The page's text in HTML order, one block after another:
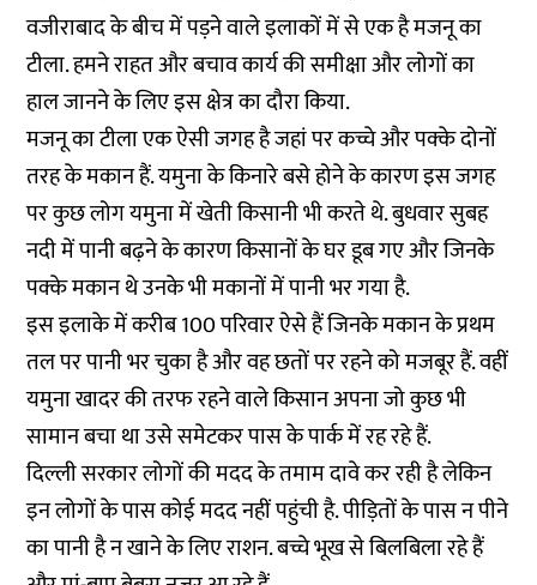
वजीराबाद के बीच में पड़ने वाले इलाकों में से एक है मजनू का
टीला. हमने राहत और बचाव कार्य की समीक्षा और लोगों का
हाल जानने के लिए इस क्षेत्र का दौरा किया.
मजनू का टीला एक ऐसी जगह है जहां पर कच्चे और पक्के दोनों
तरह के मकान हैं. यमुना के किनारे बसे होने के कारण इस जगह
पर कुछ लोग यमुना में खेती किसानी भी करते थे. बुधवार सुबह
नदी में पानी बढ़ने के कारण किसानों के घर डूब गए और जिनके
पक्के मकान थे उनके भी मकानों में पानी भर गया है.
इस इलाके में करीब 100 परिवार ऐसे हैं जिनके मकान के प्रथम
तल पर पानी भर चुका है और वह छतों पर रहने को मजबूर हैं. वहीं
यमुना खादर की तरफ रहने वाले किसान अपना जो कुछ भी
सामान बचा था उसे समेटकर पास के पार्क में रह रहे हैं.
दिल्ली सरकार लोगों की मदद के तमाम दावे कर रही है लेकिन
इन लोगों के पास कोई मदद नहीं पहुंची है. पीड़ितों के पास न पीने
का पानी है न खाने के लिए राशन. बच्चे भूख से बिलबिला रहे हैं